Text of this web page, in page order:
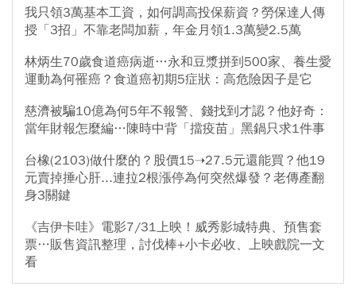
我只領3萬基本工資，如何調高投保薪資？勞保達人傳
授「3招」不靠老闆加薪，年金月領1.3萬變2.5萬
林炳生70歲食道癌病逝…永和豆漿拼到500家、養生愛
運動為何罹癌？食道癌初期5症狀：高危險因子是它
慈濟被騙10億為何5年不報警、錢找到才認？他好奇：
當年財報怎麼編…陳時中背「擋疫苗」黑鍋只求1件事
台橡(2103)做什麼的？股價15➝27.5元還能買？他19
元賣掉捶心肝...連拉2根漲停為何突然爆發？老傳產翻
身3關鍵
《吉伊卡哇》電影7/31上映！威秀影城特典、預售套
票…販售資訊整理，討伐棒+小卡必收、上映戲院一文
看